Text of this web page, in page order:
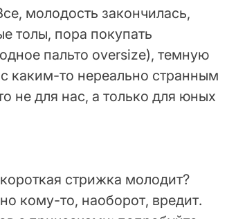
молодость закончилась,
толы, пора покупать
пальто oversize), темную
каким-то нереально странным
не для нас, а только для юных
стрижка молодит?
кому-то, наоборот, вредит.